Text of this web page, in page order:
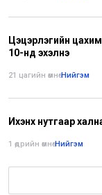
Цэцэрлэгийн цахим
10-нд эхэлнэ
21 цагийн өмнө•Нийгэм
Ихэнх нутгаар
1 өдрийн өмнө•Нийгэм